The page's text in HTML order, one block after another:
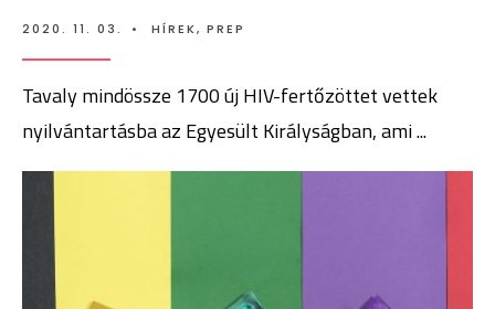
2020. 11. 03. • HÍREK, PREP
Tavaly mindössze 1700 új HIV-fertőzöttet vettek
nyilvántartásba az Egyesült Királyságban, ami...